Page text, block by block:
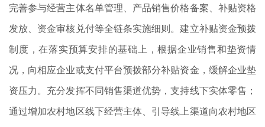
完善参与经营主体名单管理、产品销售价格备案、补贴资格
发放、资金审核兑付等全链条实施细则。建立补贴资金预拨
制度，在落实预算安排的基础上，根据企业销售和垫资情
况，向相应企业或支付平台预拨部分补贴资金，缓解企业垫
资压力。充分发挥不同销售渠道优势，支持线下实体零售；
通过增加农村地区线下经营主体、引导线上渠道向农村地区